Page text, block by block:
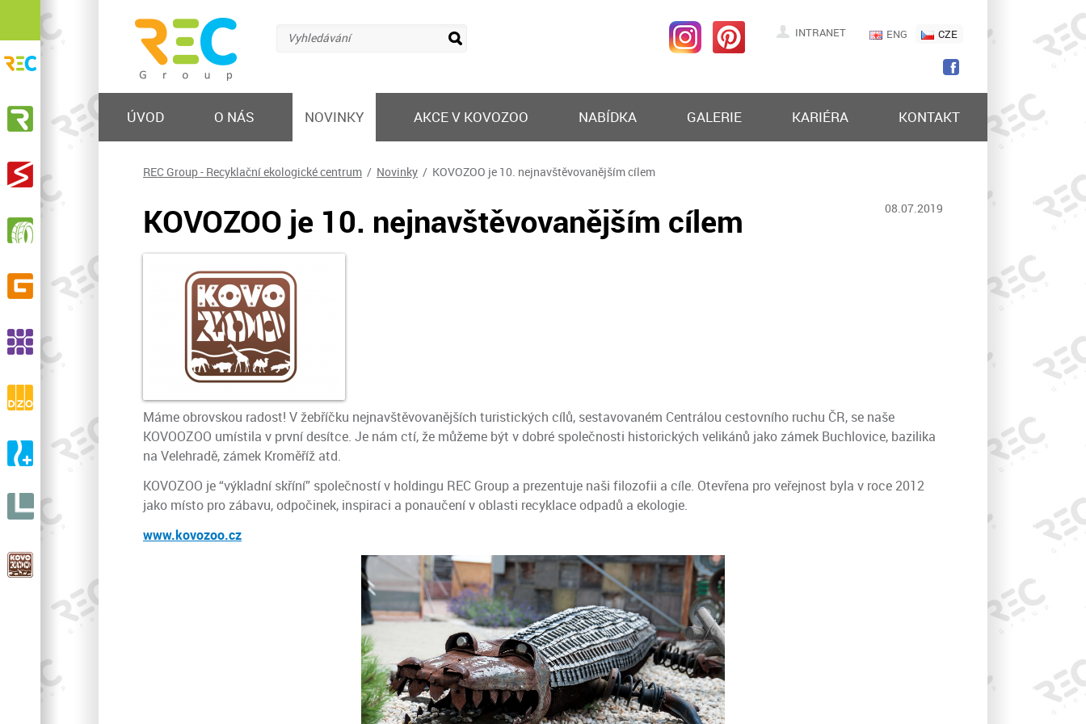
ÚVOD O NÁS NOVINKY AKCE V KOVOZOO NABÍDKA GALERIE KARIÉRA KONTAKT
INTRANET
Vyhledávání ENG CZE
REC Group - Recyklační ekologické centrum / Novinky / KOVOZOO je 10. nejnavštěvovanějším cílem
KOVOZOO je 10. nejnavštěvovanějším cílem 08.07.2019
Máme obrovskou radost! V žebříčku nejnavštěvovanějších turistických cílů, sestavovaném Centrálou cestovního ruchu ČR, se naše
KOVOOZOO umístila v první desítce. Je nám ctí, že můžeme být v dobré společnosti historických velikánů jako zámek Buchlovice, bazilika
na Velehradě, zámek Kroměříž atd.
KOVOZOO je “výkladní skříní” společností v holdingu REC Group a prezentuje naši filozofii a cíle. Otevřena pro veřejnost byla v roce 2012
jako místo pro zábavu, odpočinek, inspiraci a ponaučení v oblasti recyklace odpadů a ekologie.
www.kovozoo.cz
Recyklační ekologické centrum
KOVOSTEEL Recycling, s.r.o.
Výkup železa a barevných kovů, prodej hutního
materiálu, nakládání s odpadem
Výkup a zpracování elektroodpadu
RPG Recycling, s.r.o.
výroba pryžového granulátu a dalších produktů
GELPO s.r.o.
Výroba a prodej pryžových výrobků
Recyklace pryží, výroba EPDM granulátu a SBR
drásaniny
Výroba a prodej ortopedické zdravotní obuvi
A-ORTO s.r.o.
Výroba a prodej ortopedické protetiky
s.r.o.